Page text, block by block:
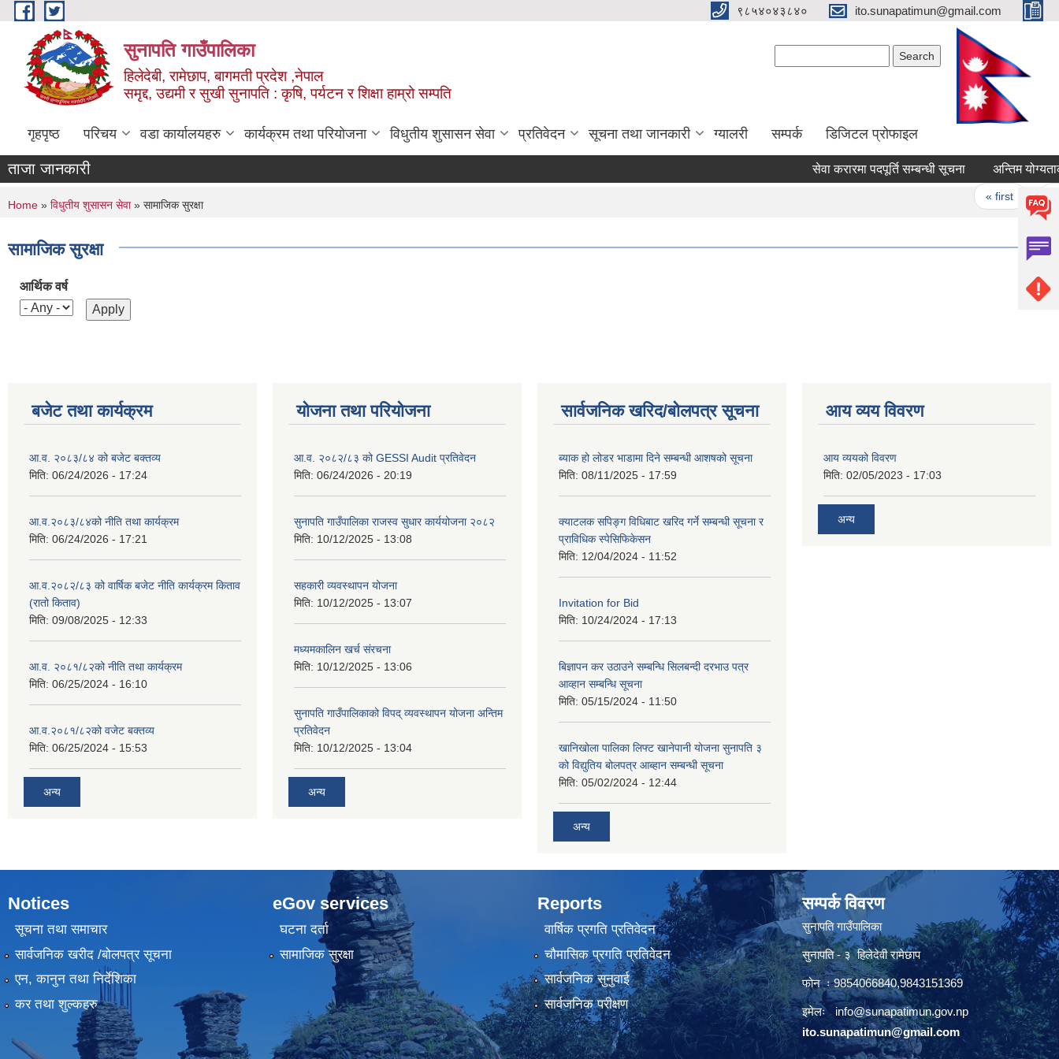
Skip to main content ९८५४०४३८४० ito.sunapatimun@gmail.com
सुनापति गाउँपालिका
हिलेदेबी, रामेछाप, बागमती प्रदेश ,नेपाल
समृद्द, उद्यमी र सुखी सुनापति : कृषि, पर्यटन र शिक्षा हाम्रो सम्पति
गृहपृष्ठ परिचय वडा कार्यालयहरु कार्यक्रम तथा परियोजना विधुतीय शुसासन सेवा प्रतिवेदन सूचना तथा जानकारी ग्यालरी सम्पर्क डिजिटल प्रोफाइल
ताजा जानकारी सेवा करारमा पदपूर्ति सम्बन्धी सूचना अन्तिम
« first ‹
You are here
Home » विधुतीय शुसासन सेवा» सामाजिक सुरक्षा
सामाजिक सुरक्षा
आर्थिक वर्ष
बजेट तथा कार्यक्रम
आ.व. २०८३/८४ को बजेट बक्तव्य
मिति: 06/24/2026 - 17:24
आ.व.२०८३/८४को नीति तथा कार्यक्रम
मिति: 06/24/2026 - 17:21
आ.व.२०८२/८३ को वार्षिक बजेट नीति कार्यक्रम किताव
(रातो किताव)
मिति: 09/08/2025 - 12:33
आ.व. २०८१/८२को नीति तथा कार्यक्रम
मिति: 06/25/2024 - 16:10
आ.व.२०८१/८२को वजेट बक्तव्य
मिति: 06/25/2024 - 15:53
अन्य
योजना तथा परियोजना
आ.व. २०८२/८३ को GESSI Audit प्रतिवेदन
मिति: 06/24/2026 - 20:19
सुनापति गाउँपालिका राजस्व सुधार कार्ययोजना २०८२
मिति: 10/12/2025 - 13:08
सहकारी व्यवस्थापन योजना
मिति: 10/12/2025 - 13:07
मध्यमकालिन खर्च संरचना
मिति: 10/12/2025 - 13:06
सुनापति गाउँपालिकाको विपद् व्यवस्थापन योजना अन्तिम
प्रतिवेदन
मिति: 10/12/2025 - 13:04
अन्य
सार्वजनिक खरिद/बोलपत्र सूचना
ब्याक हो लोडर भाडामा दिने सम्बन्धी आशषको सूचना
मिति: 08/11/2025 - 17:59
क्याटलक सपिङ्ग विधिबाट खरिद गर्ने सम्बन्धी सूचना र
प्राविधिक स्पेसिफिकेसन
मिति: 12/04/2024 - 11:52
Invitation for Bid
मिति: 10/24/2024 - 17:13
बिज्ञापन कर उठाउने सम्बन्धि सिलबन्दी दरभाउ पत्र
आव्हान सम्बन्धि सूचना
मिति: 05/15/2024 - 11:50
खानिखोला पालिका लिफ्ट खानेपानी योजना सुनापति ३
को विद्युतिय बोलपत्र आब्हान सम्बन्धी सूचना
मिति: 05/02/2024 - 12:44
अन्य
आय व्यय विवरण
आय व्ययको विवरण
मिति: 02/05/2023 - 17:03
अन्य
Notices
सूचना तथा समाचार
सार्वजनिक खरीद /बोलपत्र सूचना
एन, कानुन तथा निर्देशिका
कर तथा शुल्कहरु
eGov services
घटना दर्ता
सामाजिक सुरक्षा
Reports
वार्षिक प्रगति प्रतिवेदन
चौमासिक प्रगति प्रतिवेदन
सार्वजनिक सुनुवाई
सार्वजनिक परीक्षण
सम्पर्क विवरण
सुनापति गाउँपालिका
सुनापति - ३ हिलेदेवी रामेछाप
फोन ः 9854066840,9843151369
इमेलः info@sunapatimun.gov.np
ito.sunapatimun@gmail.com